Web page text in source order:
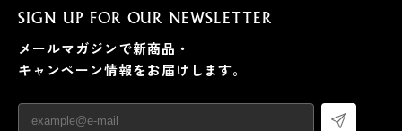
SIGN UP FOR OUR NEWSLETTER
メールマガジンで新商品・
キャンペーン情報をお届けします。